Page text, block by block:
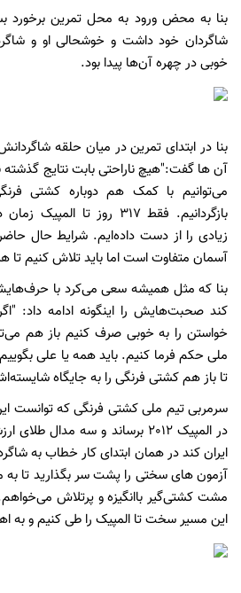
بنا به محض ورود به محل تمرین برخورد
شاگردان خود داشت و خوشحالی او و
خوبی در چهره آن‌ها پیدا بود.
بنا در ابتدای تمرین در میان حلقه
آن ها گفت:"هیچ ناراحتی بابت نتایج
می‌توانیم با کمک هم دوباره کشتی
بازگردانیم. فقط 317 روز تا
آسمان متفاوت است اما باید تلاش کنیم تا
بنا که مثل همیشه سعی می‌کرد با
کند صحبت‌هایش را اینگونه ادامه داد:
خواستن را به خوبی صرف کنیم باز هم
ملی حکم فرما کنیم. باید همه یا علی
تا باز هم کشتی فرنگی را به جایگاه
سرمربی تیم ملی کشتی فرنگی که توانست
در المپیک 2012 برساند و سه
ایران کند در همان ابتدای کار خطاب به
آزمون های سختی را پشت سر بگذارید تا
مشت کشتی‌گیر باانگیزه و پرتلاش
این مسیر سخت تا المپیک را طی کنیم و به